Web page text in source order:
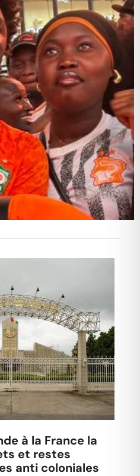
à la France la
et restes
anti coloniales